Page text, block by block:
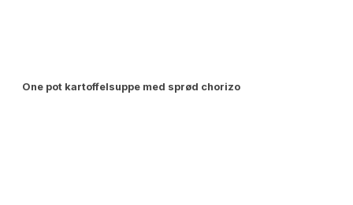
One pot kartoffelsuppe med sprød chorizo